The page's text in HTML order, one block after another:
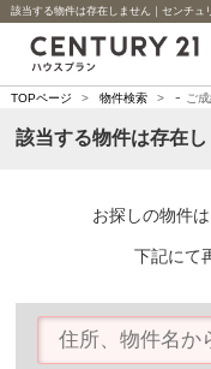
該当する物件は存在しません｜センチュ
TOPページ > 物件検索 > - ご
該当する物件は存在
お探しの物件
下記にて